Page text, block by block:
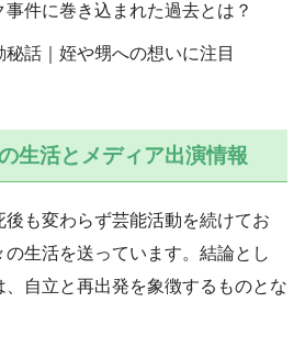
件に巻き込まれた過去とは？
話｜姪や甥への想いに注目
生活とメディア出演情報
も変わらず芸能活動を続けてお
の生活を送っています。結論とし
自立と再出発を象徴するものとな